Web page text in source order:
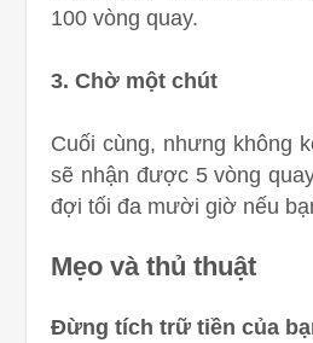
100 vòng quay.
3. Chờ một chút
Cuối cùng, nhưng không
sẽ nhận được 5 vòng
đợi tối đa mười giờ nếu
Mẹo và thủ thuật
Đừng tích trữ tiền của